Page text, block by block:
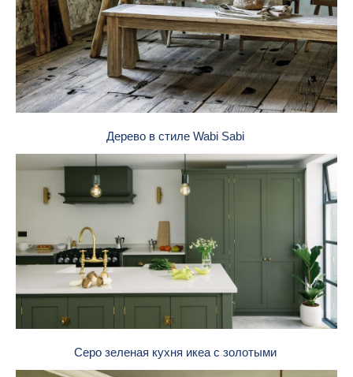
Дерево в стиле Wabi Sabi
Серо зеленая кухня икеа с золотыми